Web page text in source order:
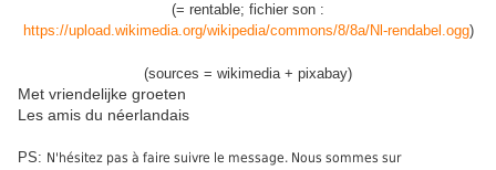
(= rentable; fichier son :
https://upload.wikimedia.org/wikipedia/commons/8/8a/Nl-rendabel.ogg)
(sources = wikimedia + pixabay)
Met vriendelijke groeten
Les amis du néerlandais
PS: N'hésitez pas à faire suivre le message. Nous sommes sur